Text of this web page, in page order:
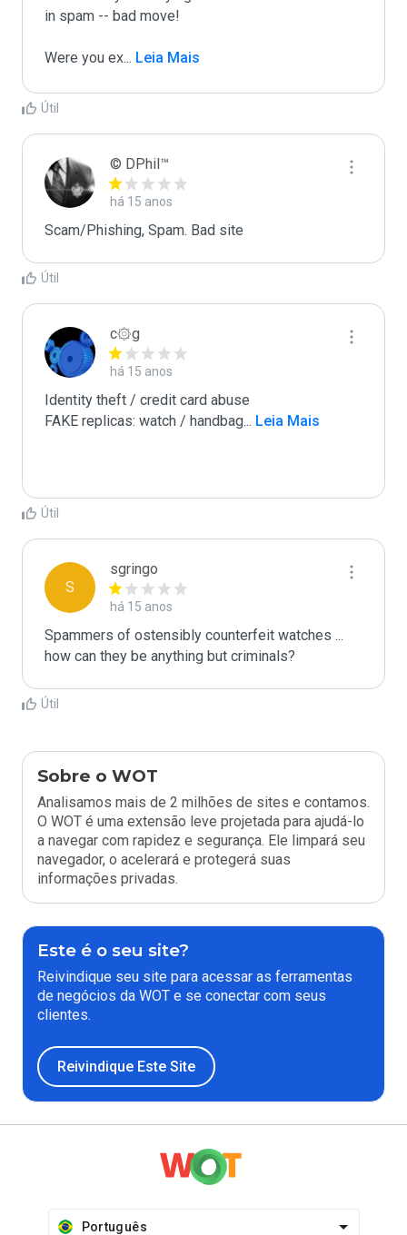
in spam -- bad move!
Were you ex... Leia Mais
Útil
© DPhil™
há 15 anos
Scam/Phishing, Spam. Bad site
Útil
c۞g
há 15 anos
Identity theft / credit card abuse
FAKE replicas: watch / handbag... Leia Mais
Útil
S
sgringo
há 15 anos
Spammers of ostensibly counterfeit watches ...
how can they be anything but criminals?
Útil
Sobre o WOT
Analisamos mais de 2 milhões de sites e contamos.
O WOT é uma extensão leve projetada para ajudá-lo
a navegar com rapidez e segurança. Ele limpará seu
navegador, o acelerará e protegerá suas
informações privadas.
Este é o seu site?
Reivindique seu site para acessar as ferramentas
de negócios da WOT e se conectar com seus
clientes.
Reivindique Este Site
Português